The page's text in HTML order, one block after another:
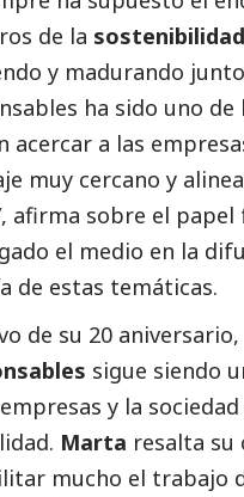
de la sostenibilidad
y madurando
ha sido uno
acercar a las
muy cercano y
afirma sobre el
el medio en la
de estas temáticas.
de su 20 aniversario,
sigue siendo
y la
Marta resalta su
mucho el trabajo